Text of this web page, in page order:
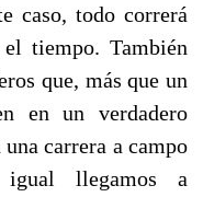
caso, todo correrá
tiempo. También
que, más que un
en un verdadero
carrera a campo
igual llegamos a